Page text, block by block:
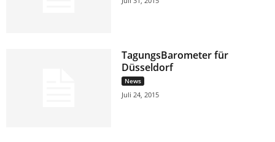
TagungsBarometer für
Düsseldorf
News
Juli 24, 2015